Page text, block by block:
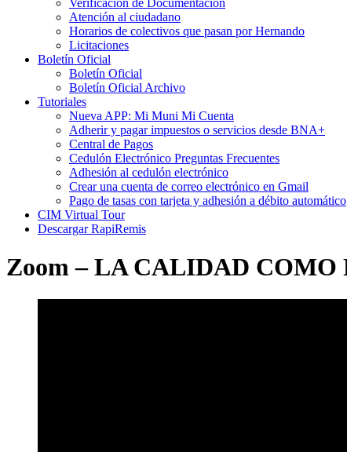
Verificación de Documentación
Atención al ciudadano
Horarios de colectivos que pasan por Hernando
Licitaciones
Boletín Oficial
Boletín Oficial
Boletín Oficial Archivo
Tutoriales
Nueva APP: Mi Muni Mi Cuenta
Adherir y pagar impuestos o servicios desde BNA+
Central de Pagos
Cedulón Electrónico Preguntas Frecuentes
Adhesión al cedulón electrónico
Crear una cuenta de correo electrónico en Gmail
Pago de tasas con tarjeta y adhesión a débito automático
CIM Virtual Tour
Descargar RapiRemis
Zoom – LA CALIDAD COMO